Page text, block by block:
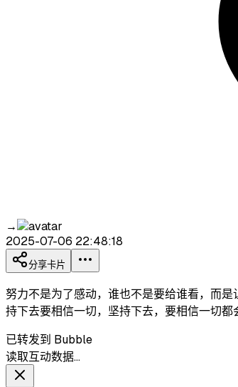
→
2025-07-06 22:48:18
分享卡片
努力不是为了感动，谁也不是要给谁看，而
持下去要相信一切，坚持下去，要相信一切
已转发到 Bubble
读取互动数据…